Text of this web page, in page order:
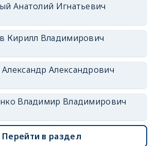
Анатолий Игнатьевич
Кирилл Владимирович
Александрович
Владимир Владимирович
Перейти в раздел